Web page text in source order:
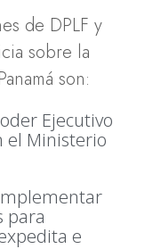
de DPLF y
sobre la
son:
Ejecutivo
el Ministerio
para
e